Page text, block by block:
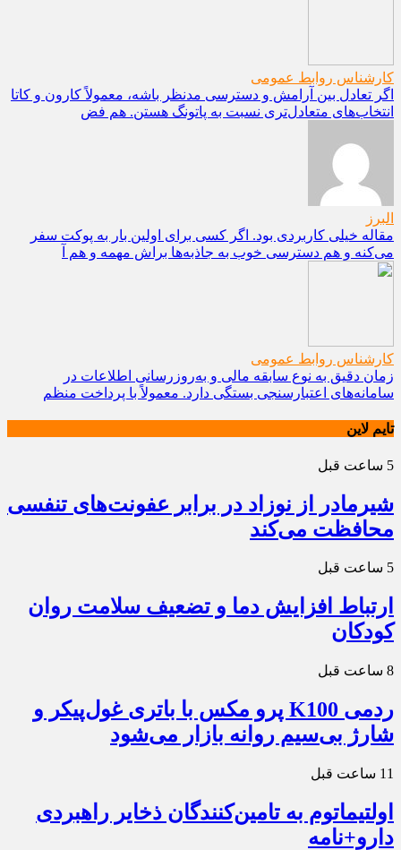
کارشناس روابط عمومی
اگر تعادل بین آرامش و دسترسی مدنظر باشه، معمولاً کارون و کاتا
انتخاب‌های متعادل‌تری نسبت به پاتونگ هستن. هم فض
البرز
مقاله خیلی کاربردی بود. اگر کسی برای اولین بار به پوکت سفر
می‌کنه و هم دسترسی خوب به جاذبه‌ها براش مهمه و هم آ
کارشناس روابط عمومی
زمان دقیق به نوع سابقه مالی و به‌روزرسانی اطلاعات در
سامانه‌های اعتبارسنجی بستگی دارد. معمولاً با پرداخت منظم
تایم لاین
5 ساعت قبل
شیرمادر از نوزاد در برابر عفونت‌های تنفسی
محافظت می‌کند
5 ساعت قبل
ارتباط افزایش دما و تضعیف سلامت روان
کودکان
8 ساعت قبل
ردمی K100 پرو مکس با باتری غول‌پیکر و
شارژ بی‌سیم روانه بازار می‌شود
11 ساعت قبل
اولتیماتوم به تامین‌کنندگان ذخایر راهبردی
دارو+نامه